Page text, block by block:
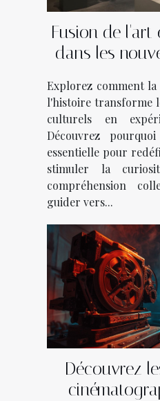
Fusion de l'art
dans les
Explorez comment
l'histoire transforme
culturels en
Découvrez
essentielle pour
stimuler la
compréhension
guider vers...
Découvrez